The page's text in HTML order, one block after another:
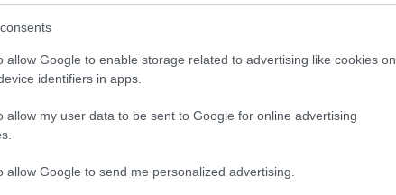
allow Google to enable storage related to advertising like cookies on
identifiers in apps.
allow my user data to be sent to Google for online advertising
allow Google to send me personalized advertising.
le tensioni quotidiane con maggiore serenità.
da
e preoccupazioni.
di avere il controllo sulla narrazione. Si
di scena. Questa familiarità offre stabilità e